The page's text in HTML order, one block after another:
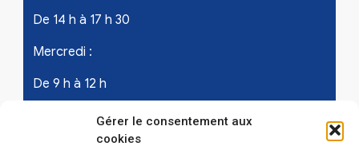
Gérer le consentement aux
cookies
De 14 h à 17 h 30
Mercredi :
De 9 h à 12 h
Samedi - les 1er et 3ème de chaque mois :